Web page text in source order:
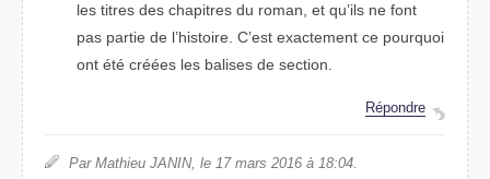
les titres des chapitres du roman, et qu’ils ne font
pas partie de l’histoire. C’est exactement ce pourquoi
ont été créées les balises de section.
Répondre
Par Mathieu JANIN, le 17 mars 2016 à 18:04.